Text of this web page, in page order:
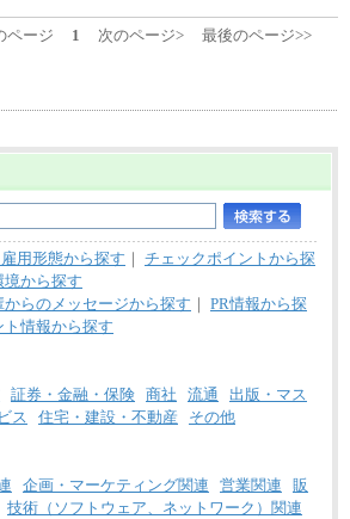
ページ 1 次のページ> 最後のページ>>
用形態から探す ｜ チェックポイントから探
境から探す
からのメッセージから探す ｜ PR情報から探
情報から探す
証券・金融・保険 商社 流通
出版・マス
ス 住宅・建設・不動産 その他
企画・マーケティング関連 営業関連
販
技術（ソフトウェア、ネットワーク）関連